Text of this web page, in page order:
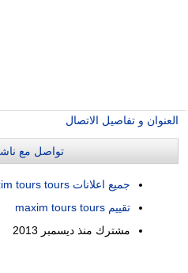
العنوان و تفاصيل الاتصال
تواصل مع
جميع اعلانات maxim tours tours
تقييم maxim tours tours
مشترك منذديسمبر 2013